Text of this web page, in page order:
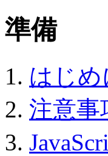
準備
はじめ
注意事